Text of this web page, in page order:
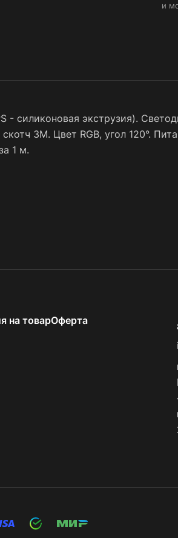
и
- силиконовая экструзия).
3M. Цвет RGB, угол 120°.
1 м.
на товарОферта